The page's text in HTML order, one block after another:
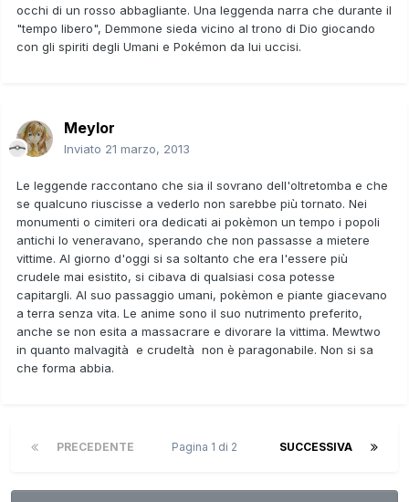
occhi di un rosso abbagliante. Una leggenda narra che durante il
"tempo libero", Demmone sieda vicino al trono di Dio giocando
con gli spiriti degli Umani e Pokémon da lui uccisi.
Meylor
Inviato 21 marzo, 2013
Le leggende raccontano che sia il sovrano dell'oltretomba e che
se qualcuno riuscisse a vederlo non sarebbe più tornato. Nei
monumenti o cimiteri ora dedicati ai pokèmon un tempo i popoli
antichi lo veneravano, sperando che non passasse a mietere
vittime. Al giorno d'oggi si sa soltanto che era l'essere più
crudele mai esistito, si cibava di qualsiasi cosa potesse
capitargli. Al suo passaggio umani, pokèmon e piante giacevano
a terra senza vita. Le anime sono il suo nutrimento preferito,
anche se non esita a massacrare e divorare la vittima. Mewtwo
in quanto malvagità e crudeltà non è paragonabile. Non si sa
che forma abbia.
PRECEDENTE SUCCESSIVA
Pagina 1 di 2